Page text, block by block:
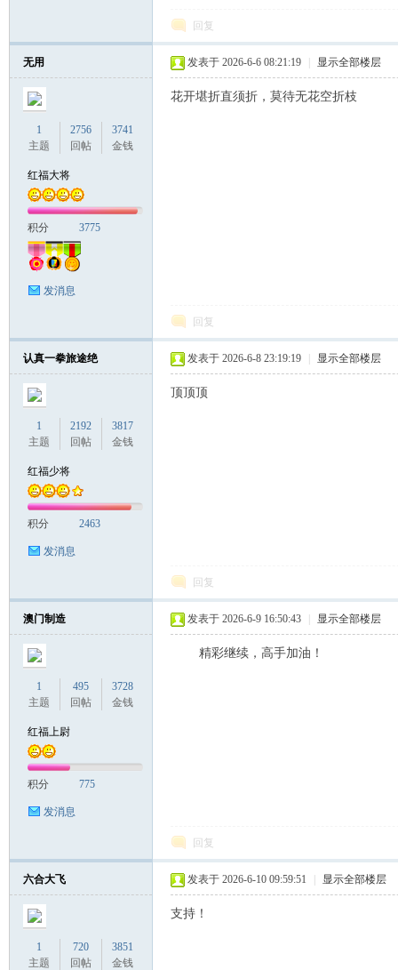
回复
无用
1
主题
2756
回帖
3741
金钱
红福大将
积分 3775
发消息
发表于 2026-6-6 08:21:19 显示全部楼层
花开堪折直须折，莫待无花空折枝
回复
认真一拳旅途绝
1
主题
2192
回帖
3817
金钱
红福少将
积分 2463
发消息
发表于 2026-6-8 23:19:19 显示全部楼层
顶顶顶
回复
澳门制造
1
主题
495
回帖
3728
金钱
红福上尉
积分 775
发消息
发表于 2026-6-9 16:50:43 显示全部楼层
精彩继续，高手加油！
回复
六合大飞
1
主题
720
回帖
3851
金钱
发表于 2026-6-10 09:59:51 显示全部楼层
支持！